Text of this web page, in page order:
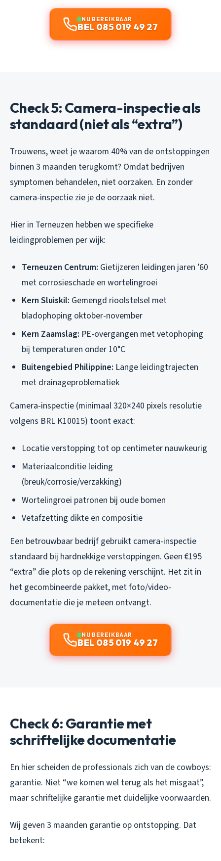
NU BEREIKBAAR
BEL 085 019 49 27
Check 5: Camera-inspectie als
standaard (niet als “extra”)
Trouwens, weet je waarom 40% van de ontstoppingen
binnen 3 maanden terugkomt? Omdat bedrijven
symptomen behandelen, niet oorzaken. En zonder
camera-inspectie zie je de oorzaak niet.
Hier in Terneuzen hebben we specifieke
leidingproblemen per wijk:
Terneuzen Centrum: Gietijzeren leidingen jaren ’60
met corrosieschade en wortelingroei
Kern Sluiskil: Gemengd rioolstelsel met
bladophoping oktober-november
Kern Zaamslag: PE-overgangen met vetophoping
bij temperaturen onder 10°C
Buitengebied Philippine: Lange leidingtrajecten
met drainageproblematiek
Camera-inspectie (minimaal 320×240 pixels resolutie
volgens BRL K10015) toont exact:
Locatie verstopping tot op centimeter nauwkeurig
Materiaalconditie leiding
(breuk/corrosie/verzakking)
Wortelingroei patronen bij oude bomen
Vetafzetting dikte en compositie
Een betrouwbaar bedrijf gebruikt camera-inspectie
standaard bij hardnekkige verstoppingen. Geen €195
“extra” die plots op de rekening verschijnt. Het zit in
het gecombineerde pakket, met foto/video-
documentatie die je meteen ontvangt.
NU BEREIKBAAR
BEL 085 019 49 27
Check 6: Garantie met
schriftelijke documentatie
En hier scheiden de professionals zich van de cowboys:
garantie. Niet “we komen wel terug als het misgaat”,
maar schriftelijke garantie met duidelijke voorwaarden.
Wij geven 3 maanden garantie op ontstopping. Dat
betekent: